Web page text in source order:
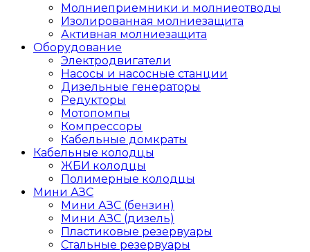
Молниеприемники и молниеотводы
Изолированная молниезащита
Активная молниезащита
Оборудование
Электродвигатели
Насосы и насосные станции
Дизельные генераторы
Редукторы
Мотопомпы
Компрессоры
Кабельные домкраты
Кабельные колодцы
ЖБИ колодцы
Полимерные колодцы
Мини АЗС
Мини АЗС (бензин)
Мини АЗС (дизель)
Пластиковые резервуары
Стальные резервуары